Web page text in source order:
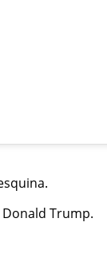
Trump.